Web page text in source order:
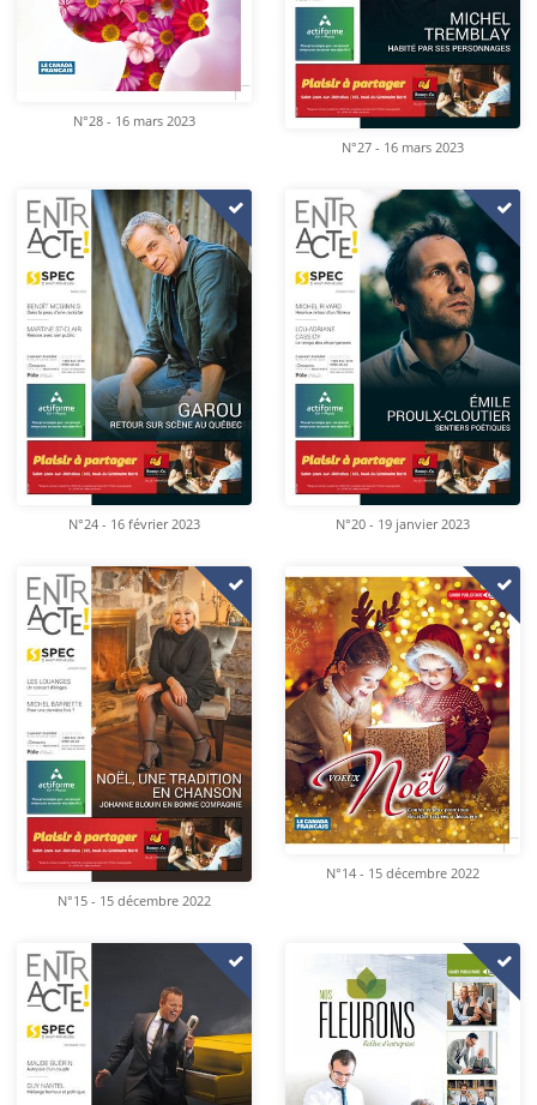
N°28 - 16 mars 2023
N°27 - 16 mars 2023
N°24 - 16 février 2023 N°20 - 19 janvier 2023
N°15 - 15 décembre 2022
N°14 - 15 décembre 2022